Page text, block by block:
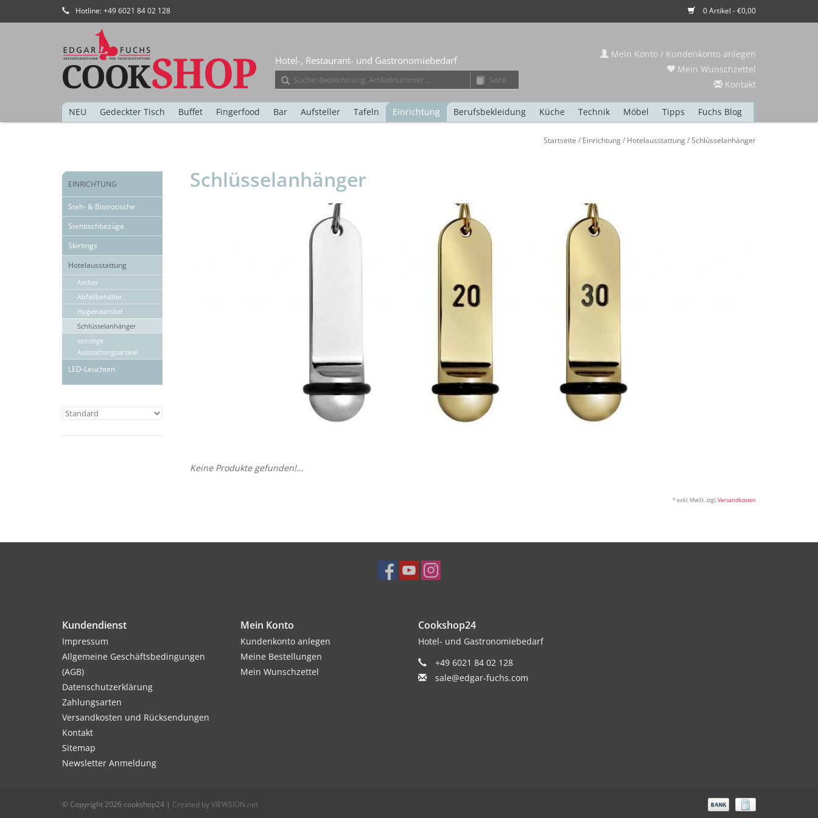
Hotline: +49 6021 84 02 128 0 Artikel - €0,00
Hotel-, Restaurant- und Gastronomiebedarf
NEU Gedeckter Tisch Buffet Fingerfood Bar Aufsteller Tafeln Einrichtung Berufsbekleidung Küche Technik Möbel Tipps Fuchs Blog
Mein Konto / Kundenkonto anlegen
Mein Wunschzettel
Kontakt
Startseite / Einrichtung/ Hotelausstattung/Schlüsselanhänger
EINRICHTUNG
Steh- & Bistrotische
Stehtischbezüge
Skirtings
Hotelausstattung
Ascher
Abfallbehälter
Hygieneartikel
Schlüsselanhänger
sonstige
Ausstattungsartikel
LED-Leuchten
Schlüsselanhänger
Keine Produkte gefunden!...
* exkl. MwSt. zzgl. Versandkosten
Kundendienst
Impressum
Allgemeine Geschäftsbedingungen
(AGB)
Datenschutzerklärung
Zahlungsarten
Versandkosten und Rücksendungen
Kontakt
Sitemap
Newsletter Anmeldung
Mein Konto
Kundenkonto anlegen
Meine Bestellungen
Mein Wunschzettel
Cookshop24
Hotel- und Gastronomiebedarf
+49 6021 84 02 128
sale@edgar-fuchs.com
© Copyright 2026 cookshop24 | Created by VIEWSION.net